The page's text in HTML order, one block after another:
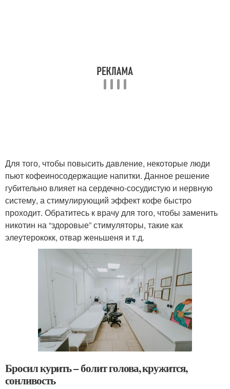
Для того, чтобы повысить давление, некоторые люди
пьют кофеиносодержащие напитки. Данное решение
губительно влияет на сердечно-сосудистую и нервную
систему, а стимулирующий эффект кофе быстро
проходит. Обратитесь к врачу для того, чтобы заменить
никотин на “здоровые” стимуляторы, такие как
элеутерококк, отвар женьшеня и т.д.
Бросил курить – болит голова, кружится,
сонливость